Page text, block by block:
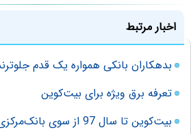
اخبار مرتبط
بدهکاران بانکی همواره یک قدم
تعرفه برق ویژه برای بیت‌کوین
بیت‌کوین تا سال 97 از سوی بانک‌مرکزی تعیین تکلیف می‌شود